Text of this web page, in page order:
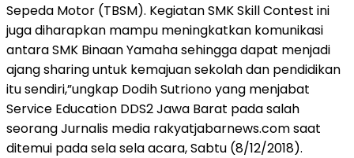
Sepeda Motor (TBSM). Kegiatan SMK Skill Contest ini
juga diharapkan mampu meningkatkan komunikasi
antara SMK Binaan Yamaha sehingga dapat menjadi
ajang sharing untuk kemajuan sekolah dan pendidikan
itu sendiri,”ungkap Dodih Sutriono yang menjabat
Service Education DDS2 Jawa Barat pada salah
seorang Jurnalis media rakyatjabarnews.com saat
ditemui pada sela sela acara, Sabtu (8/12/2018).